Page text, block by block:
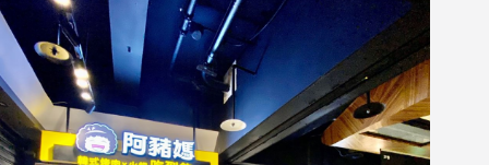
松
山
韓
國
鬼
怪
炸